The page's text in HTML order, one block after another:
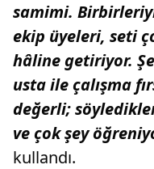
samimi.
ekip üyeleri, seti
hâline getiriyor.
usta ile çalışma
değerli;
ve çok şey
kullandı.